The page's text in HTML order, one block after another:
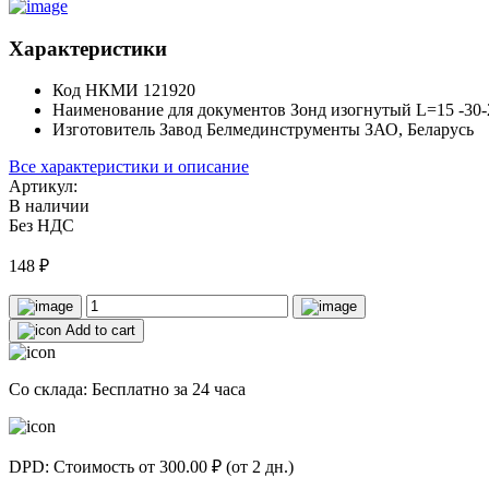
Характеристики
Код НКМИ 121920
Наименование для документов Зонд изогнутый L=15 -
Изготовитель Завод Белмединструменты ЗАО, Беларусь
Все характеристики и описание
Артикул:
В наличии
Без НДС
148 ₽
Add to cart
Со склада: Бесплатно за 24 часа
DPD: Стоимость от 300.00 ₽ (от 2 дн.)